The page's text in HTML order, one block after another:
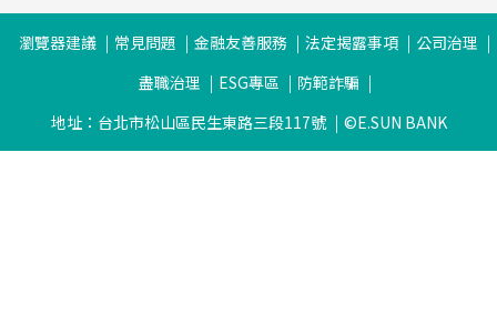
瀏覽器建議 常見問題 金融友善服務 法定揭露事項
公司治理
盡職治理
ESG專區
防範詐騙
地址：台北市松山區民生東路三段117號
©E.SUN BANK